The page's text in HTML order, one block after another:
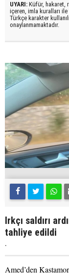
UYARI: Küfür, hakaret,
içeren, imla kuralları ile
Türkçe karakter
onaylanmamaktadır.
Irkçı saldırı
tahliye edildi
.
Amed’den